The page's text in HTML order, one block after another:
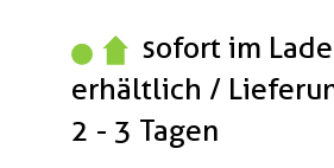
sofort im
erhältlich /
2 - 3 Tagen